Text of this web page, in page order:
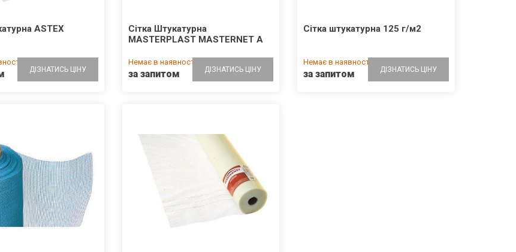
ASTEX
ДІЗНАТИСЬ ЦІНУ
Cітка Штукатурна
MASTERPLAST MASTERNET A
Немає в наявності
за запитом ДІЗНАТИСЬ ЦІНУ
Сітка штукатурна 125 г/м2
Немає в наявності
за запитом ДІЗНАТИСЬ ЦІНУ